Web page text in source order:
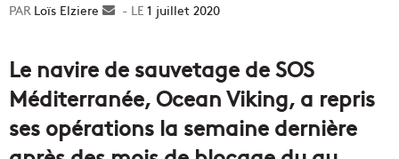
Loïs Elziere
Envoyer1 juillet 2020
Le navire de sauvetage de SOS
Méditerranée, Ocean Viking, a repris
ses opérations la semaine dernière